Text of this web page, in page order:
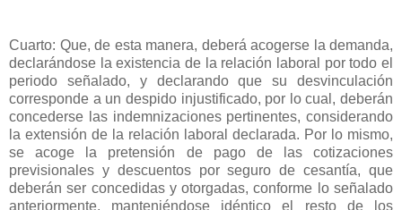
Cuarto: Que, de esta manera, deberá acogerse la demanda,
declarándose la existencia de la relación laboral por todo el
periodo señalado, y declarando que su desvinculación
corresponde a un despido injustificado, por lo cual, deberán
concederse las indemnizaciones pertinentes, considerando
la extensión de la relación laboral declarada. Por lo mismo,
se acoge la pretensión de pago de las cotizaciones
previsionales y descuentos por seguro de cesantía, que
deberán ser concedidas y otorgadas, conforme lo señalado
anteriormente, manteniéndose idéntico el resto de los